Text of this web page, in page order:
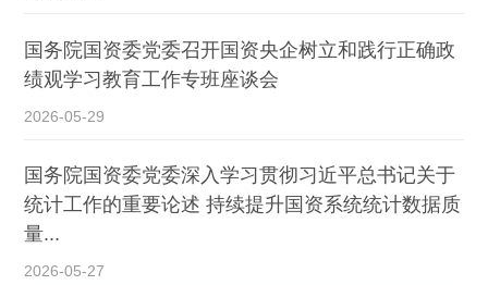
国务院国资委党委召开国资央企树立和践行正确政
绩观学习教育工作专班座谈会
2026-05-29
国务院国资委党委深入学习贯彻习近平总书记关于
统计工作的重要论述 持续提升国资系统统计数据质
量...
2026-05-27